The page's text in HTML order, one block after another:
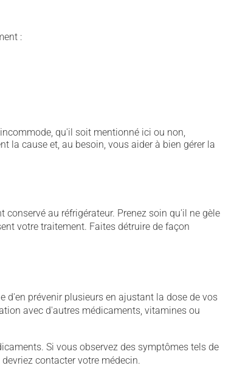
:
qu'il soit mentionné ici ou non,
la cause et, au besoin, vous aider à bien gérer la
au réfrigérateur. Prenez soin qu'il ne gèle
votre traitement. Faites détruire de façon
prévenir plusieurs en ajustant la dose de vos
avec d'autres médicaments, vitamines ou
Si vous observez des symptômes tels de
contacter votre médecin.